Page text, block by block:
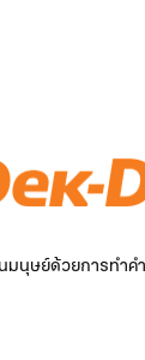
นุษย์ด้วยการทำคำ